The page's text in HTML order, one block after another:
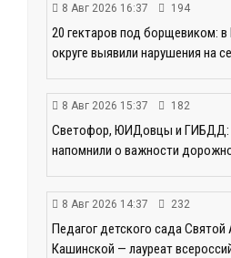
8 Авг 2026 16:37 194
20 гектаров под борщевиком:
округе выявили нарушения на
8 Авг 2026 15:37 182
Светофор, ЮИДовцы и ГИБДД:
напомнили о важности
8 Авг 2026 14:37 232
Педагог детского сада Святой
Кашинской — лауреат